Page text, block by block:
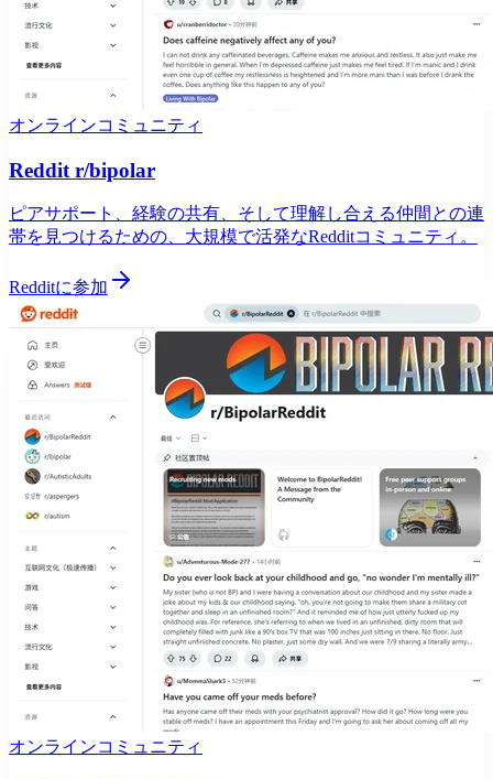
オンラインコミュニティ
Reddit r/bipolar
ピアサポート、経験の共有、そして理解し合える仲間との連
帯を見つけるための、大規模で活発なRedditコミュニティ。
Redditに参加
オンラインコミュニティ